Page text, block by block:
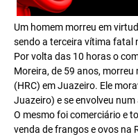
Um homem morreu em
sendo a terceira vítima fatal
Por volta das 10 horas o
Moreira, de 59 anos,
(HRC) em Juazeiro. Ele
Juazeiro) e se envolveu
O mesmo foi comerciário e
venda de frangos e ovos na